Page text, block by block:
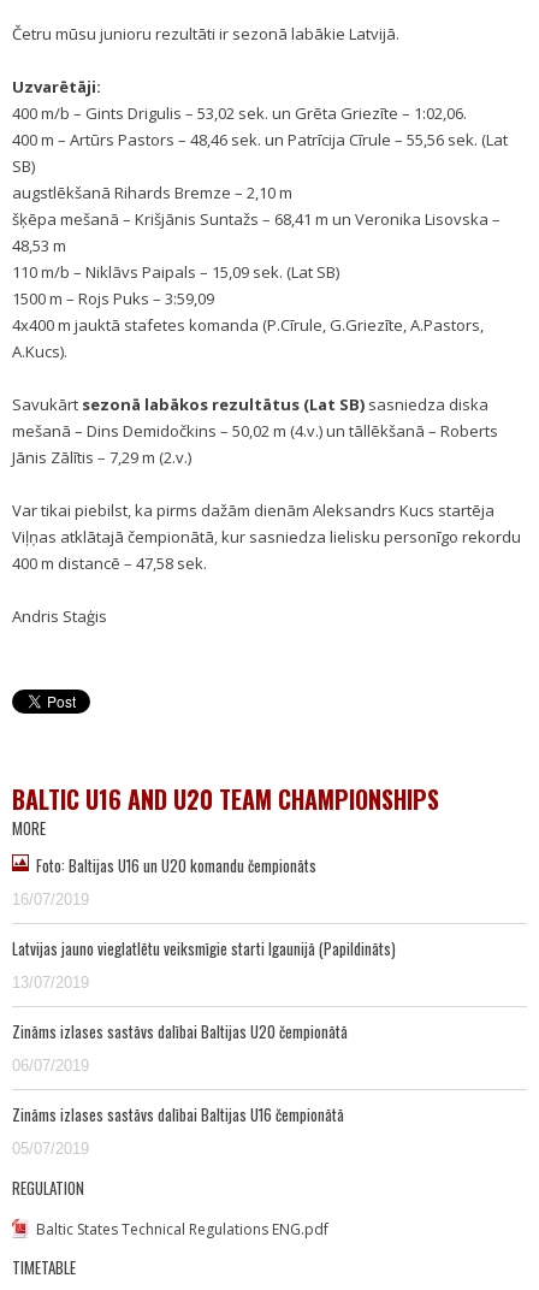
Četru mūsu junioru rezultāti ir sezonā labākie Latvijā.
Uzvarētāji:
400 m/b – Gints Drigulis – 53,02 sek. un Grēta Griezīte – 1:02,06.
400 m – Artūrs Pastors – 48,46 sek. un Patrīcija Cīrule – 55,56 sek. (Lat
SB)
augstlēkšanā Rihards Bremze – 2,10 m
šķēpa mešanā – Krišjānis Suntažs – 68,41 m un Veronika Lisovska –
48,53 m
110 m/b – Niklāvs Paipals – 15,09 sek. (Lat SB)
1500 m – Rojs Puks – 3:59,09
4x400 m jauktā stafetes komanda (P.Cīrule, G.Griezīte, A.Pastors,
A.Kucs).
Savukārt sezonā labākos rezultātus (Lat SB) sasniedza diska
mešanā – Dins Demidočkins – 50,02 m (4.v.) un tāllēkšanā – Roberts
Jānis Zālītis – 7,29 m (2.v.)
Var tikai piebilst, ka pirms dažām dienām Aleksandrs Kucs startēja
Viļņas atklātajā čempionātā, kur sasniedza lielisku personīgo rekordu
400 m distancē – 47,58 sek.
Andris Staģis
BALTIC U16 AND U20 TEAM CHAMPIONSHIPS
MORE
Foto: Baltijas U16 un U20 komandu čempionāts
16/07/2019
Latvijas jauno vieglatlētu veiksmīgie starti Igaunijā (Papildināts)
13/07/2019
Zināms izlases sastāvs dalībai Baltijas U20 čempionātā
06/07/2019
Zināms izlases sastāvs dalībai Baltijas U16 čempionātā
05/07/2019
REGULATION
Baltic States Technical Regulations ENG.pdf
TIMETABLE